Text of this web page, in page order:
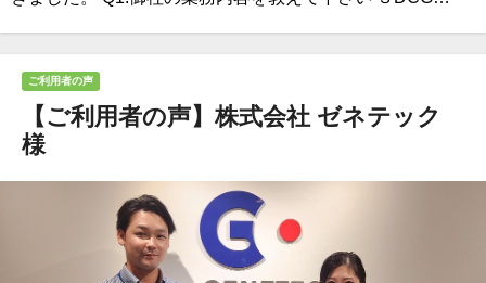
ご利用者の声
【ご利用者の声】株式会社 ゼネテック
様